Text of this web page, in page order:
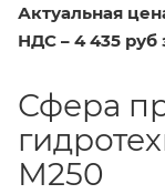
Актуальная
НДС – 4 435 руб
Сфера
М250